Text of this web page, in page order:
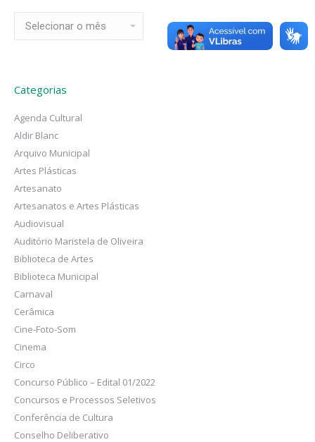
Categorias
Agenda Cultural
Aldir Blanc
Arquivo Municipal
Artes Plásticas
Artesanato
Artesanatos e Artes Plásticas
Audiovisual
Auditório Maristela de Oliveira
Biblioteca de Artes
Biblioteca Municipal
Carnaval
Cerâmica
Cine-Foto-Som
Cinema
Circo
Concurso Público – Edital 01/2022
Concursos e Processos Seletivos
Conferência de Cultura
Conselho Deliberativo